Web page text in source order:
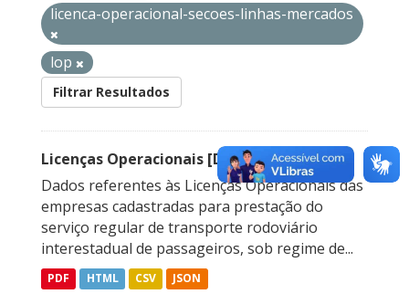
licenca-operacional-secoes-linhas-mercados
lop
Filtrar Resultados
Licenças Operacionais [Descontinuado]
Dados referentes às Licenças Operacionais das
empresas cadastradas para prestação do
serviço regular de transporte rodoviário
interestadual de passageiros, sob regime de...
PDF HTML CSV JSON